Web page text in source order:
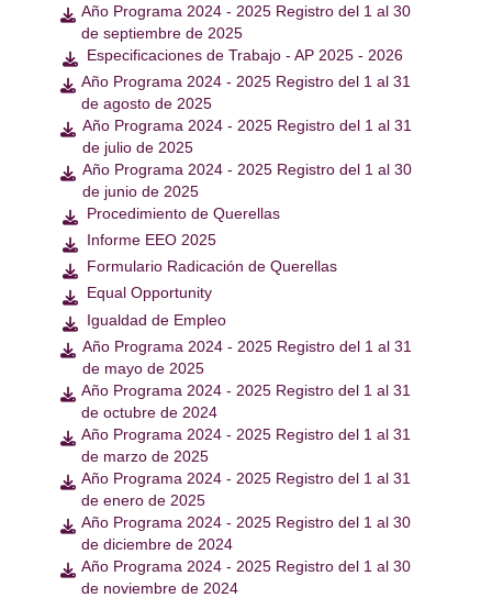
 Año Programa 2024 - 2025 Registro del 1 al 30
de septiembre de 2025
 Especificaciones de Trabajo - AP 2025 - 2026
 Año Programa 2024 - 2025 Registro del 1 al 31
de agosto de 2025
 Año Programa 2024 - 2025 Registro del 1 al 31
de julio de 2025
 Año Programa 2024 - 2025 Registro del 1 al 30
de junio de 2025
 Procedimiento de Querellas
 Informe EEO 2025
 Formulario Radicación de Querellas
 Equal Opportunity
 Igualdad de Empleo
 Año Programa 2024 - 2025 Registro del 1 al 31
de mayo de 2025
 Año Programa 2024 - 2025 Registro del 1 al 31
de octubre de 2024
 Año Programa 2024 - 2025 Registro del 1 al 31
de marzo de 2025
 Año Programa 2024 - 2025 Registro del 1 al 31
de enero de 2025
 Año Programa 2024 - 2025 Registro del 1 al 30
de diciembre de 2024
 Año Programa 2024 - 2025 Registro del 1 al 30
de noviembre de 2024